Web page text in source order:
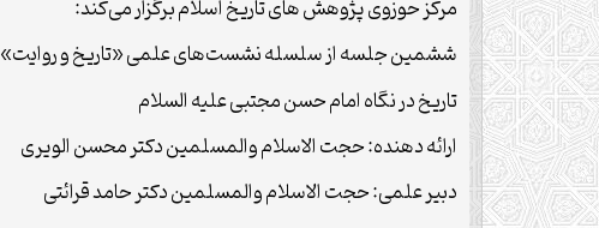
مرکز حوزوی پژوهش های تاریخ اسلام برگزار می‌کند:
ششمین جلسه از سلسله نشست‌های علمی «تاریخ و روایت»
تاریخ در نگاه امام حسن مجتبی علیه السلام
ارائه دهنده: حجت الاسلام والمسلمین دکتر محسن الویری
دبیر علمی: حجت الاسلام والمسلمین دکتر حامد قرائتی